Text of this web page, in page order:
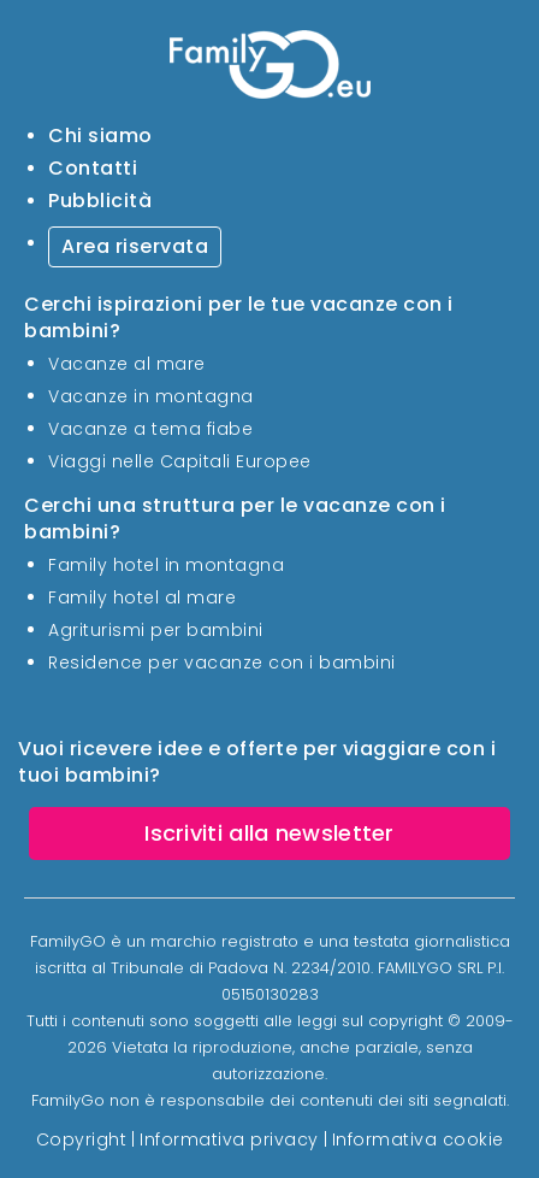
Vuoi ricevere idee e offerte per viaggiare con i
tuoi bambini?
Iscriviti alla newsletter
Chi siamo
Contatti
Pubblicità
Area riservata
Cerchi ispirazioni per le tue vacanze con i
bambini?
Vacanze al mare
Vacanze in montagna
Vacanze a tema fiabe
Viaggi nelle Capitali Europee
Cerchi una struttura per le vacanze con i
bambini?
Family hotel in montagna
Family hotel al mare
Agriturismi per bambini
Residence per vacanze con i bambini
FamilyGO è un marchio registrato e una testata giornalistica
iscritta al Tribunale di Padova N. 2234/2010. FAMILYGO SRL P.I.
05150130283
Tutti i contenuti sono soggetti alle leggi sul copyright © 2009-
2026 Vietata la riproduzione, anche parziale, senza
autorizzazione.
FamilyGo non è responsabile dei contenuti dei siti segnalati.
Copyright Informativa privacy Informativa cookie